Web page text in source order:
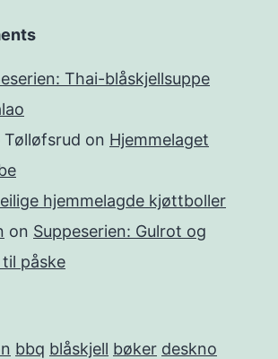
Thai-blåskjellsuppe
on Hjemmelaget
hjemmelagde kjøttboller
on Suppeserien: Gulrot og
påske
bbq blåskjell bøker deskno